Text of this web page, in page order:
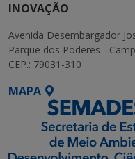
INOVAÇÃO
Avenida Desembargador
Parque dos Poderes -
CEP.: 79031-310
MAPA